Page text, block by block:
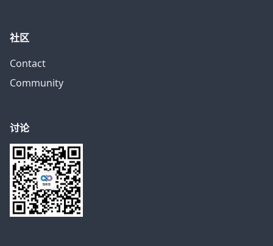
社区
Contact
Community
讨论